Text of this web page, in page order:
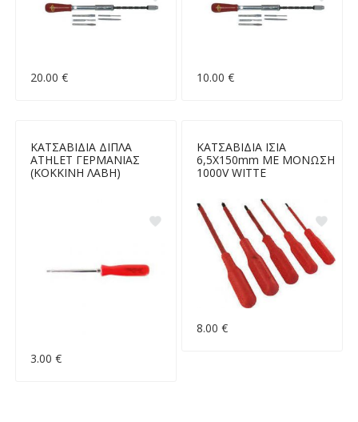
20.00 € 10.00 €
ΚΑΤΣΑΒΙΔΙΑ ΔΙΠΛΑ
ATHLET ΓΕΡΜΑΝΙΑΣ
(ΚΟΚΚΙΝΗ ΛΑΒΗ)
3.00 €
ΚΑΤΣΑΒΙΔΙΑ ΙΣΙΑ
6,5X150mm ΜΕ ΜΟΝΩΣΗ
1000V WITTE
8.00 €